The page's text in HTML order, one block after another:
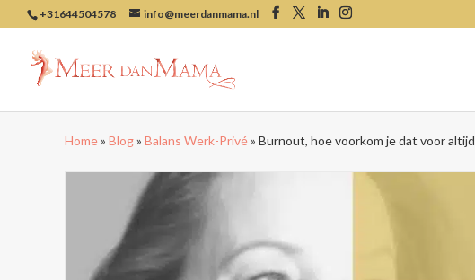
+31644504578 info@meerdanmama.nl
Home» Blog» Balans Werk-Privé» Burnout, hoe voorkom je dat voor altijd